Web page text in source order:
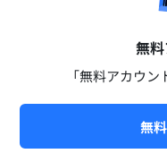
無
「無料アカウ
無